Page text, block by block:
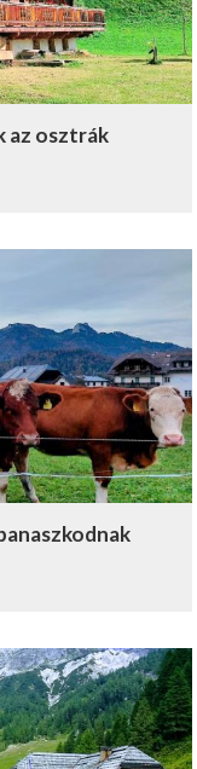
az osztrák